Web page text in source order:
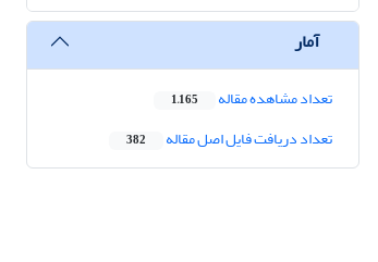
آمار
تعداد مشاهده مقاله 1,165
تعداد دریافت فایل اصل مقاله 382